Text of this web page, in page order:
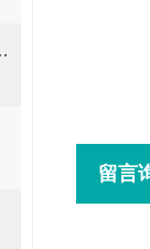
障的正确方法！
留言